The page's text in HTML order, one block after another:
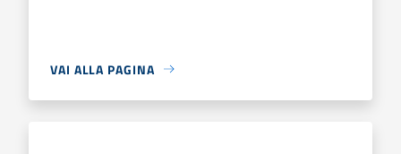
VAI ALLA PAGINA